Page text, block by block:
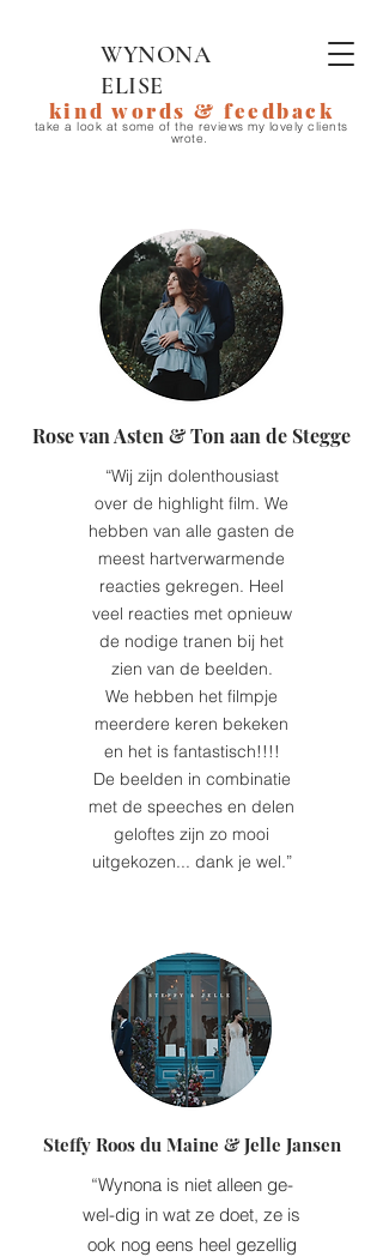
WYNONA
ELISE
kind words & feedback
​take a look at some of the reviews my lovely clients
wrote.
Rose van Asten & Ton aan de Stegge
“Wij zijn dolenthousiast
over de highlight film. We
hebben van alle gasten de
meest hartverwarmende
reacties gekregen. Heel
veel reacties met opnieuw
de nodige tranen bij het
zien van de beelden.
We hebben het filmpje
meerdere keren bekeken
en het is fantastisch!!!!
De beelden in combinatie
met de speeches en delen
geloftes zijn zo mooi
uitgekozen... dank je wel.”
Steffy Roos du Maine & Jelle Jansen
“Wynona is niet alleen ge-
wel-dig in wat ze doet, ze is
ook nog eens heel gezellig